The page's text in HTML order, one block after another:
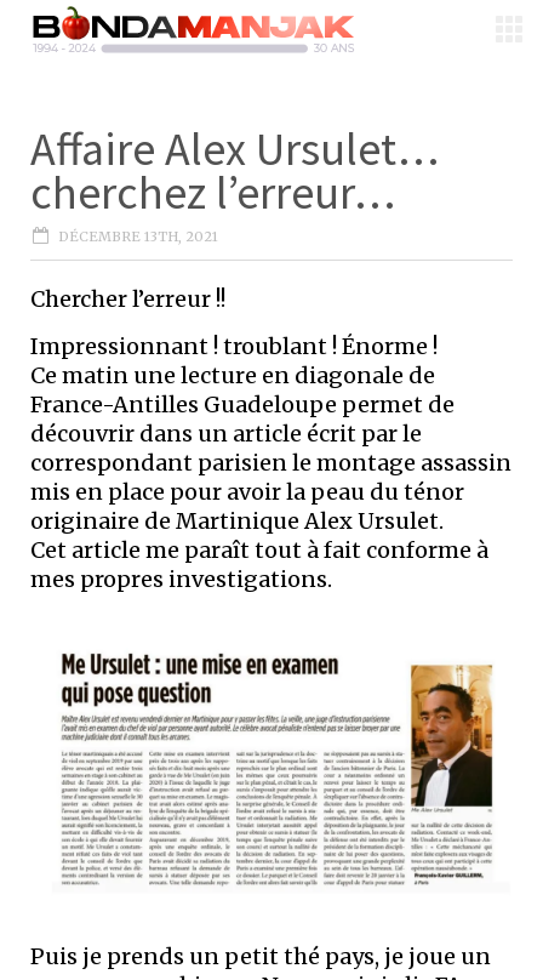
Affaire Alex Ursulet…
cherchez l’erreur…
DÉCEMBRE 13TH, 2021
Chercher l’erreur !!
Impressionnant ! troublant ! Énorme !
Ce matin une lecture en diagonale de
France-Antilles Guadeloupe permet de
découvrir dans un article écrit par le
correspondant parisien le montage assassin
mis en place pour avoir la peau du ténor
originaire de Martinique Alex Ursulet.
Cet article me paraît tout à fait conforme à
mes propres investigations.
Puis je prends un petit thé pays, je joue un